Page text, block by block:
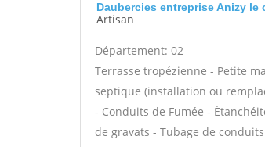
Daubercies entreprise Anizy le
Artisan
Département: 02
Terrasse tropézienne - Petite
septique (installation ou
- Conduits de Fumée -
de gravats - Tubage de